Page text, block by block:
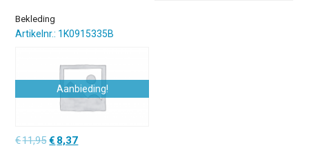
Bekleding
Artikelnr.: 1K0915335B
Aanbieding!
€11,95Oorspronkelijke
€ 8,37Huidige